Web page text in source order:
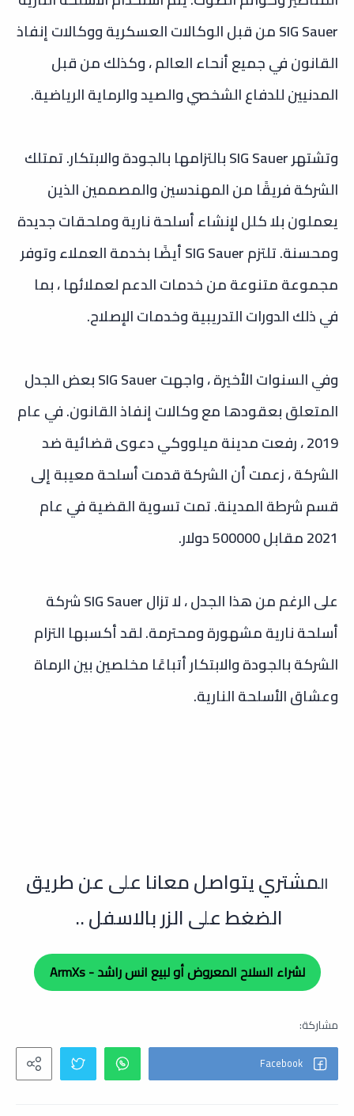
SIG Sauer من قبل الوكالات العسكرية ووكالات إنفاذ
القانون في جميع أنحاء العالم ، وكذلك من قبل
المدنيين للدفاع الشخصي والصيد والرماية الرياضية.
وتشتهر SIG Sauer بالتزامها بالجودة والابتكار. تمتلك
الشركة فريقًا من المهندسين والمصممين الذين
يعملون بلا كلل لإنشاء أسلحة نارية وملحقات جديدة
ومحسنة. تلتزم SIG Sauer أيضًا بخدمة العملاء وتوفر
مجموعة متنوعة من خدمات الدعم لعملائها ، بما
في ذلك الدورات التدريبية وخدمات الإصلاح.
وفي السنوات الأخيرة ، واجهت SIG Sauer بعض الجدل
المتعلق بعقودها مع وكالات إنفاذ القانون. في عام
2019 ، رفعت مدينة ميلووكي دعوى قضائية ضد
الشركة ، زعمت أن الشركة قدمت أسلحة معيبة إلى
قسم شرطة المدينة. تمت تسوية القضية في عام
2021 مقابل 500000 دولار.
على الرغم من هذا الجدل ، لا تزال SIG Sauer شركة
أسلحة نارية مشهورة ومحترمة. لقد أكسبها التزام
الشركة بالجودة والابتكار أتباعًا مخلصين بين الرماة
وعشاق الأسلحة النارية.
المشتري يتواصل معانا على عن طريق
الضغط على الزر بالاسفل ..
لشراء السلاح المعروض أو لبيع انس راشد - ArmXs